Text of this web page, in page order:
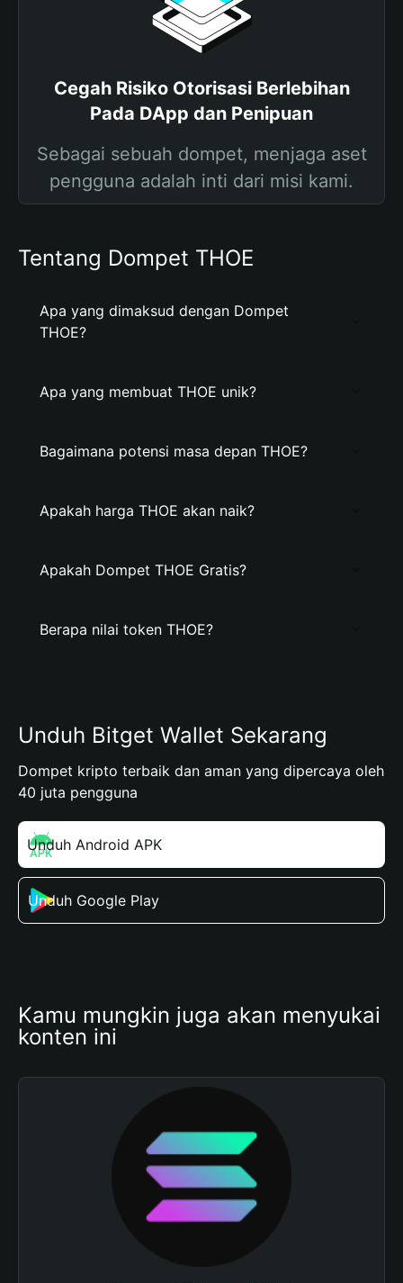
Cegah Risiko Otorisasi Berlebihan
Pada DApp dan Penipuan
Sebagai sebuah dompet, menjaga aset
pengguna adalah inti dari misi kami.
Tentang Dompet THOE
Apa yang dimaksud dengan Dompet
THOE?
Apa yang membuat THOE unik?
Bagaimana potensi masa depan THOE?
Apakah harga THOE akan naik?
Apakah Dompet THOE Gratis?
Berapa nilai token THOE?
Unduh Bitget Wallet Sekarang
Dompet kripto terbaik dan aman yang dipercaya oleh
40 juta pengguna
Unduh Android APK
Unduh Google Play
Kamu mungkin juga akan menyukai
konten ini